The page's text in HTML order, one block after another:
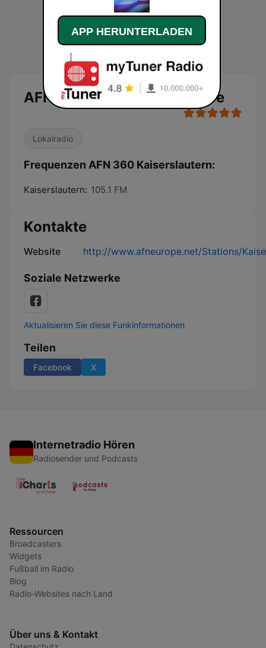
AFN 360 Kaiserslautern Live
Lokalradio
Frequenzen AFN 360 Kaiserslautern:
Kaiserslautern: 105.1 FM
Kontakte
Website http://www.afneurope.net/Stations/
Soziale Netzwerke
Aktualisieren Sie diese Funkinformationen
Teilen
Facebook X
Internetradio Hören
Radiosender und Podcasts
Ressourcen
Broadcasters
Widgets
Fußball im Radio
Blog
Radio-Websites nach Land
Über uns & Kontakt
APP HERUNTERLADEN